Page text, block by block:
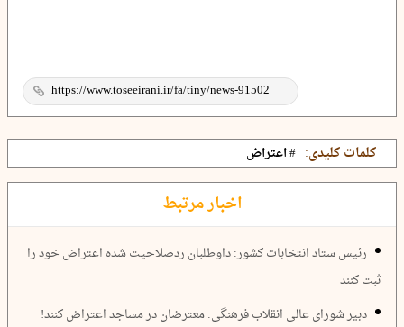
کلمات کلیدی: # اعتراض
اخبار مرتبط
رئیس ستاد انتخابات کشور: داوطلبان ردصلاحیت شده اعتراض خود را
ثبت کنند
دبیر شورای عالی انقلاب فرهنگی: معترضان در مساجد اعتراض کنند!